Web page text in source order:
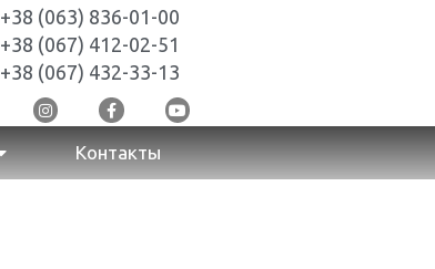
+38 (063) 836-01-00
+38 (067) 412-02-51
+38 (067) 432-33-13
Контакты